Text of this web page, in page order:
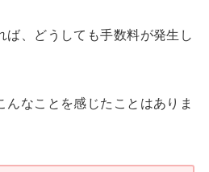
ば、どうしても手数料が発生し
んなことを感じたことはありま